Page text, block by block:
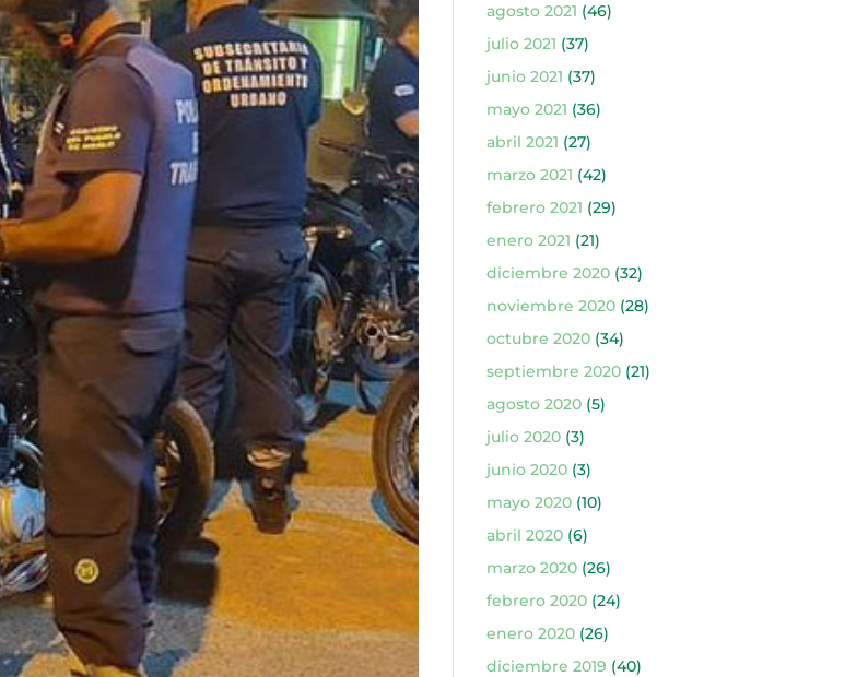
agosto 2021 (46)
julio 2021 (37)
junio 2021 (37)
mayo 2021 (36)
abril 2021 (27)
marzo 2021 (42)
febrero 2021 (29)
enero 2021 (21)
diciembre 2020(32)
noviembre 2020(28)
octubre 2020(34)
septiembre 2020(21)
agosto 2020(5)
julio 2020(3)
junio 2020(3)
mayo 2020(10)
abril 2020(6)
marzo 2020(26)
febrero 2020(24)
enero 2020(26)
diciembre 2019 (40)